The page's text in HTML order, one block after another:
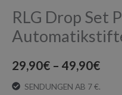
RLG Drop Set
29,90€ – 49,90€
SENDUNGEN AB 7 €.